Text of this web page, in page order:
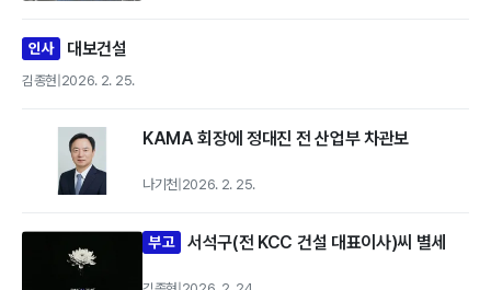
인사 대보건설
김종현 2026. 2. 25.
KAMA 회장에 정대진 전 산업부 차관보
나기천 2026. 2. 25.
부고 서석구(전 KCC 건설 대표이사)씨 별세